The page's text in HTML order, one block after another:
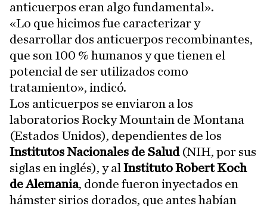
anticuerpos eran algo fundamental».
«Lo que hicimos fue caracterizar y
desarrollar dos anticuerpos recombinantes,
que son 100 % humanos y que tienen el
potencial de ser utilizados como
tratamiento», indicó.
Los anticuerpos se enviaron a los
laboratorios Rocky Mountain de Montana
(Estados Unidos), dependientes de los
Institutos Nacionales de Salud(NIH, por sus
siglas en inglés), y al Instituto Robert Koch
de Alemania, donde fueron inyectados en
hámster sirios dorados, que antes habían